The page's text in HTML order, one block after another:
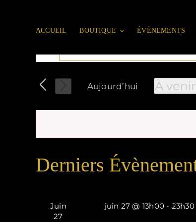
ACCUEIL BOUTIQUE ÉVÈNEMENTS
Recherche
et
navigation
vues
Évènements
mot-
clé.
Rechercher
par
clé.
Aujourd’hui
À venir
une
Derniers
Juin
27
juin 27 @ 13h00 - 23h30